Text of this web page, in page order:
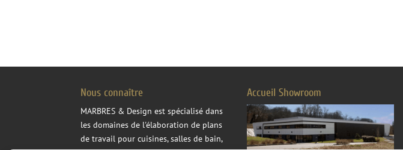
Nous connaître
MARBRES & Design est spécialisé dans
les domaines de l'élaboration de plans
de travail pour cuisines, salles de bain,
Accueil Showroom